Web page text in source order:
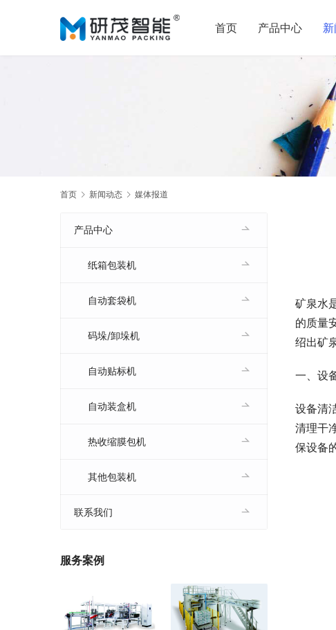
首页 产品中心
首页 新闻动态 媒体报道
矿泉水
的质量
绍出矿
一、设
设备清
清理干
保设备
产品中心
纸箱包装机
自动套袋机
码垛/卸垛机
自动贴标机
自动装盒机
热收缩膜包机
其他包装机
联系我们
服务案例